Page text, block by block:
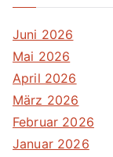
Juni 2026
Mai 2026
April 2026
März 2026
Februar 2026
Januar 2026